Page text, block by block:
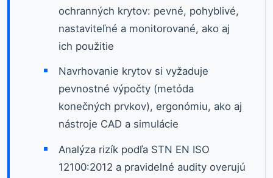
ochranných krytov: pevné, pohyblivé,
nastaviteľné a monitorované, ako aj
ich použitie
Navrhovanie krytov si vyžaduje
pevnostné výpočty (metóda
konečných prvkov), ergonómiu, ako aj
nástroje CAD a simulácie
Analýza rizík podľa STN EN ISO
12100:2012 a pravidelné audity overujú